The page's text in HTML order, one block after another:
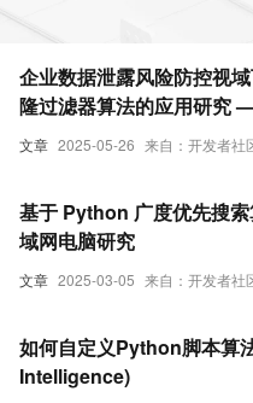
文章 2025-05-26 来自：开发者社
企业数据泄露风险防控视
隆过滤器算法的应用研究
工私下接单，监控为例
文章 2025-03-05 来自：开发者社
基于 Python 广度优先搜
域网电脑研究
如何自定义Python脚本算
Intelligence)